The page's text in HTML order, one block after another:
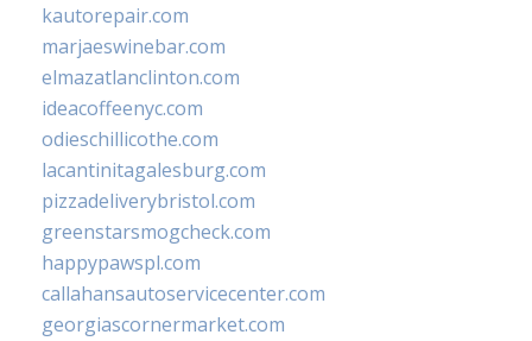
kautorepair.com
marjaeswinebar.com
elmazatlanclinton.com
ideacoffeenyc.com
odieschillicothe.com
lacantinitagalesburg.com
pizzadeliverybristol.com
greenstarsmogcheck.com
happypawspl.com
callahansautoservicecenter.com
georgiascornermarket.com